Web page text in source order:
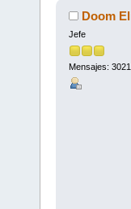
Doom
Jefe
Mensajes: 3021